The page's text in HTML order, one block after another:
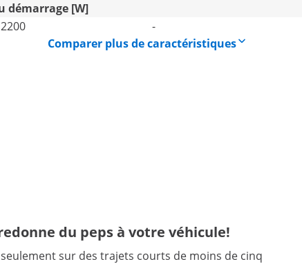
démarrage [W]
2200
-
Comparer plus de caractéristiques
du peps à votre véhicule!
sur des trajets courts de moins de cinq